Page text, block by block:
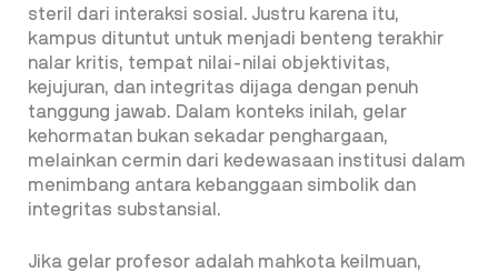
steril dari interaksi sosial. Justru karena itu,
kampus dituntut untuk menjadi benteng terakhir
nalar kritis, tempat nilai-nilai objektivitas,
kejujuran, dan integritas dijaga dengan penuh
tanggung jawab. Dalam konteks inilah, gelar
kehormatan bukan sekadar penghargaan,
melainkan cermin dari kedewasaan institusi dalam
menimbang antara kebanggaan simbolik dan
integritas substansial.
Jika gelar profesor adalah mahkota keilmuan,